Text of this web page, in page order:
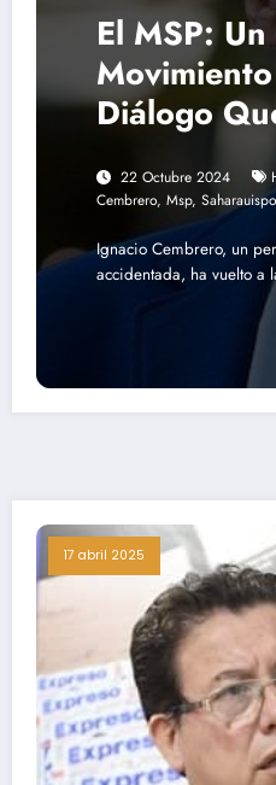
El MSP: Un
Diálogo
Su
22 Octubre 2024
Cembrero, Msp,
Ignacio Cembrero, un
accidentada, ha vuelto a
17 abril 2025